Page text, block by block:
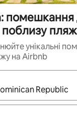
помешкання
поблизу
унікальні
на Airbnb
пошуку,